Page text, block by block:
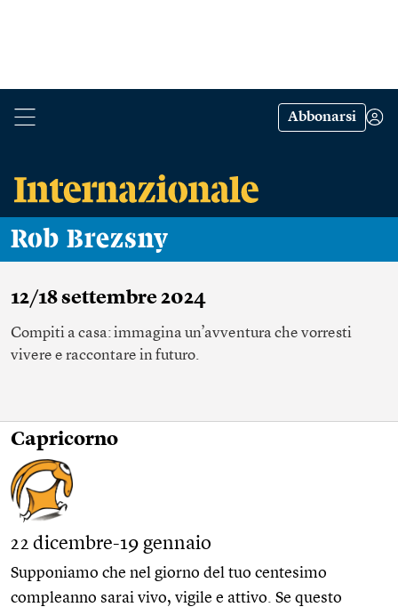
Abbonarsi
Rob Brezsny
12/18 settembre 2024
Compiti a casa: immagina un’avventura che vorresti
vivere e raccontare in futuro.
Capricorno
22 dicembre-19 gennaio
Supponiamo che nel giorno del tuo centesimo
compleanno sarai vivo, vigile e attivo. Se questo